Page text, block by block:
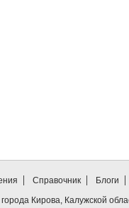
Справочник
Блоги
Кирова, Калужской